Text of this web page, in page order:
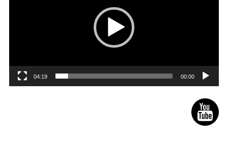
00:00
04:19